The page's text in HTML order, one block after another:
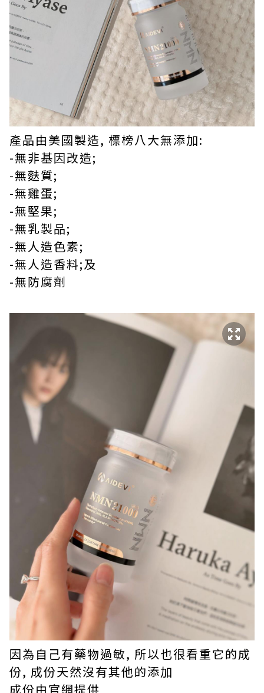
產品由美國製造, 標榜八大無添加:
-無非基因改造;
-無麩質;
-無雞蛋;
-無堅果;
-無乳製品;
-無人造色素;
-無人造香料;及
-無防腐劑
因為自己有藥物過敏, 所以也很看重它的成
份, 成份天然沒有其他的添加
成份由官網提供